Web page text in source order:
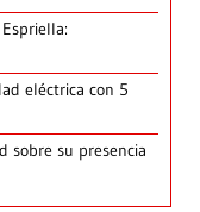
eléctrica con 5
sobre su presencia